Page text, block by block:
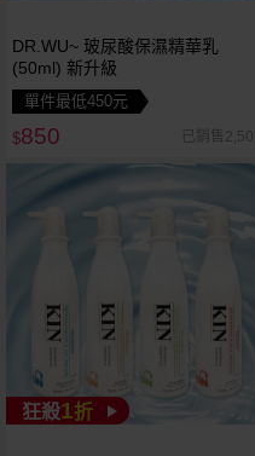
DR.WU~ 玻尿酸保濕精華乳
(50ml) 新升級
單件最低450元
$850 已銷售2,501
狂殺1折